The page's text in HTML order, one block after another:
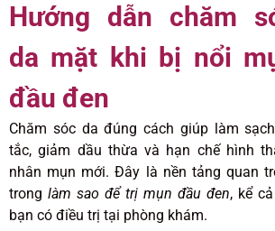
Hướng dẫn chăm
da mặt khi bị nổi
đầu đen
Chăm sóc da đúng cách giúp làm
tắc, giảm dầu thừa và hạn chế hình
nhân mụn mới. Đây là nền tảng quan
trong làm sao để trị mụn đầu đen, kể
bạn có điều trị tại phòng khám.